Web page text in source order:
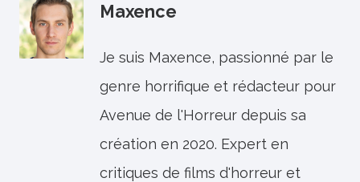
Maxence
Je suis Maxence, passionné par le
genre horrifique et rédacteur pour
Avenue de l'Horreur depuis sa
création en 2020. Expert en
critiques de films d'horreur et